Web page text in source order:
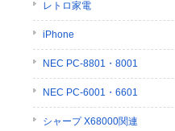
レトロ家電
iPhone
NEC PC-8801・8001
NEC PC-6001・6601
シャープ X68000関連